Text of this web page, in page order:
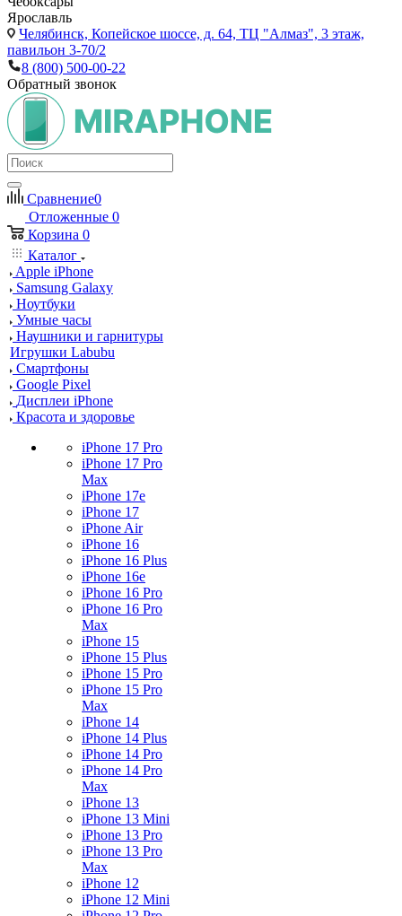
Ярославль
Челябинск, Копейское шоссе, д. 64, ТЦ "Алмаз", 3 этаж,
павильон 3-70/2
8 (800) 500-00-22
Обратный звонок
Сравнение0
Отложенные 0
Корзина 0
Каталог
Apple iPhone
Samsung Galaxy
Ноутбуки
Умные часы
Наушники и гарнитуры
Игрушки Labubu
Смартфоны
Google Pixel
Дисплеи iPhone
Красота и здоровье
iPhone 17 Pro
iPhone 17 Pro
Max
iPhone 17e
iPhone 17
iPhone Air
iPhone 16
iPhone 16 Plus
iPhone 16e
iPhone 16 Pro
iPhone 16 Pro
Max
iPhone 15
iPhone 15 Plus
iPhone 15 Pro
iPhone 15 Pro
Max
iPhone 14
iPhone 14 Plus
iPhone 14 Pro
iPhone 14 Pro
Max
iPhone 13
iPhone 13 Mini
iPhone 13 Pro
iPhone 13 Pro
Max
iPhone 12
iPhone 12 Mini